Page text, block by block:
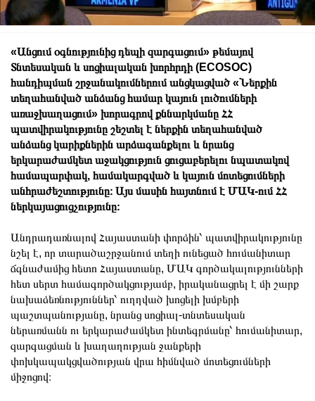
«Անցում օգնությունից դեպի զարգացում» թեմայով
Տնտեսական և սոցիալական խորհրդի (ECOSOC)
հանդիպման շրջանակումներում անցկացված «Ներքին
տեղահանված անձանց համար կայուն լուծումների
առաջխաղացում» խորագրով քննարկմանը ՀՀ
պատվիրակությունը շեշտել է ներքին տեղահանված
անձանց կարիքներին արձագանքելու և նրանց
երկարաժամկետ աջակցություն ցուցաբերելու նպատակով
համապարփակ, համակարգված և կայուն մոտեցումների
անհրաժեշտությունը։ Այս մասին հայտնում է ՄԱԿ-ում ՀՀ
ներկայացուցչությունը։
Անդրադառնալով Հայաստանի փորձին՝ պատվիրակությունը
նշել է, որ տարածաշրջանում տեղի ունեցած հումանիտար
ճգնաժամից հետո Հայաստանը, ՄԱԿ գործակալությունների
հետ սերտ համագործակցությամբ, իրականացրել է մի շարք
նախաձեռնություններ՝ ուղղված խոցելի խմբերի
պաշտպանությանը, նրանց սոցիալ-տնտեսական
ներառմանն ու երկարաժամկետ ինտեգրմանը՝ հումանիտար,
զարգացման և խաղաղության ջանքերի
փոխկապակցվածության վրա հիմնված մոտեցումների
միջոցով։